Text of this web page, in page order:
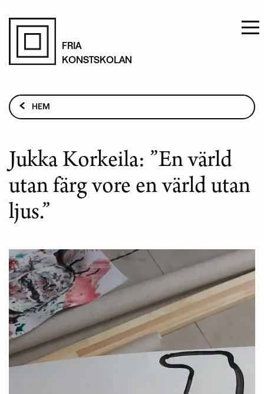
Hoppa
FRIA
KONSTSKOLAN
Länkstig
HEM
Jukka Korkeila: ”En värld
utan färg vore en värld utan
ljus.”